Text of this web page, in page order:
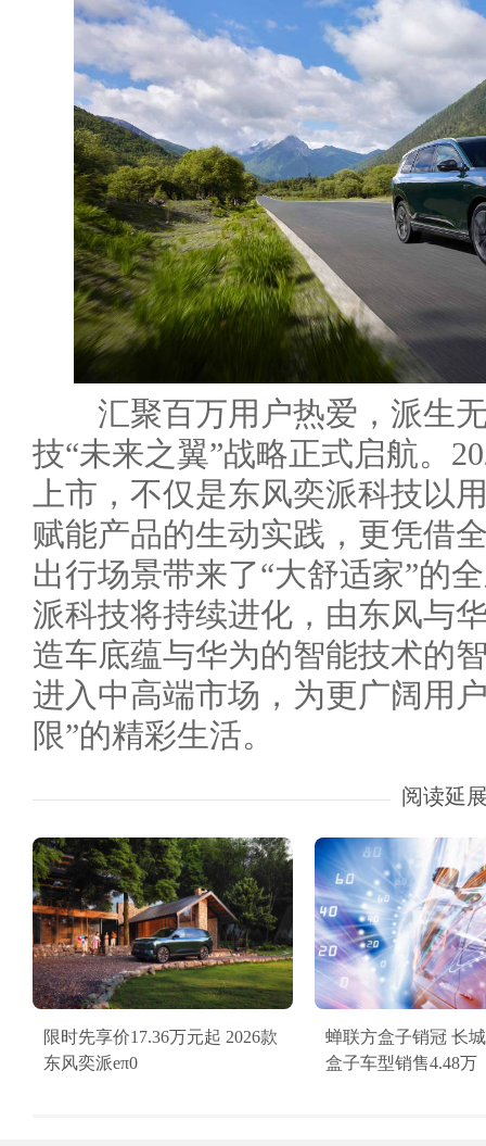
汇聚百万用户热爱，派生无
技“未来之翼”战略正式启航。
上市，不仅是东风奕派科技以
赋能产品的生动实践，更凭借
出行场景带来了“大舒适家”的
派科技将持续进化，由东风与
造车底蕴与华为的智能技术的
进入中高端市场，为更广阔用
限”的精彩生活。
阅读延
限时先享价17.36万元起 2026款
东风奕派eπ0
蝉联方盒子销冠 长
盒子车型销售4.48万